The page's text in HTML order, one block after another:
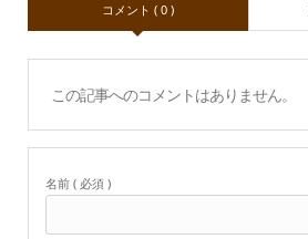
コメント ( 0 )
この記事へのコメントはありません。
名前 ( 必須 )